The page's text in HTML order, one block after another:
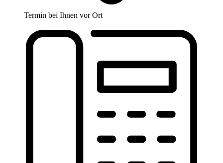
Termin bei Ihnen vor Ort